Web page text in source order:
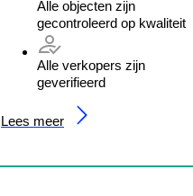
Alle objecten zijn
gecontroleerd op kwaliteit
Alle verkopers zijn
geverifieerd
Lees meer